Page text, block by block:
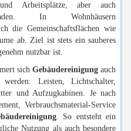
und Arbeitsplätze, aber auch
In Wohnhäusern
die Gemeinschaftsflächen wie
ab. Ziel ist stets ein sauberes
nutzbar ist.
sich Gebäudereinigung auch
Leisten, Lichtschalter,
und Aufzugkabinen. Je nach
Verbrauchsmaterial-Service
. So entsteht ein
Nutzung als auch besondere